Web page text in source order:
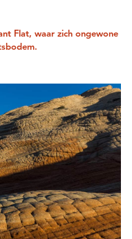
Flat, waar zich ongewone